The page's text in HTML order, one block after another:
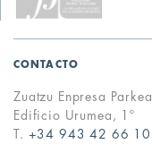
CONTACTO
Zuatzu Enpresa Parkea
Edificio Urumea, 1º
T. +34 943 42 66 10